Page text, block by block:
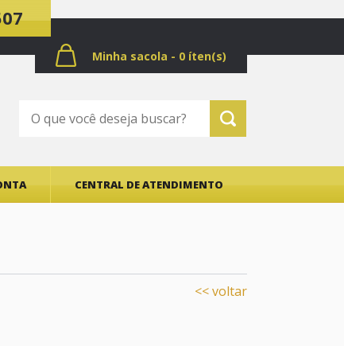
Minha sacola - 0 íten(s)
CENTRAL DE ATENDIMENTO
<< voltar